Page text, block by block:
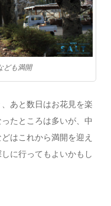
ども満開
あと数日はお花見を楽
たところは多いが、中
はこれから満開を迎え
に行ってもよいかもし